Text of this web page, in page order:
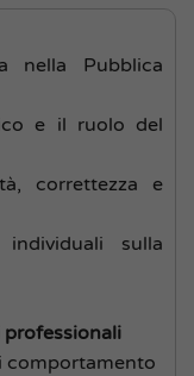
nella Pubblica
e il ruolo del
correttezza e
sulla
comportamento